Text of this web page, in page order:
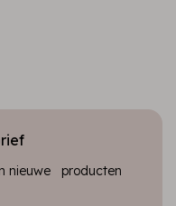
nieuwe producten